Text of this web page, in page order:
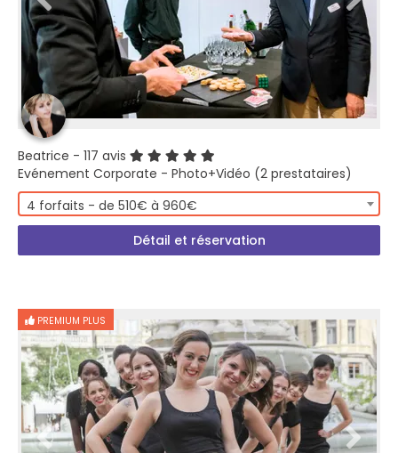
Beatrice - 117 avis
Evénement Corporate - Photo+Vidéo (2 prestataires)
4 forfaits - de 510€ à 960€
Détail et réservation
PREMIUM PLUS